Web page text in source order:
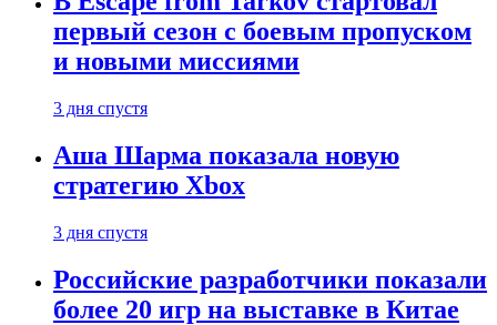
первый сезон с боевым пропуском
и новыми миссиями
3 дня спустя
Аша Шарма показала новую
стратегию Xbox
3 дня спустя
Российские разработчики показали
более 20 игр на выставке в Китае